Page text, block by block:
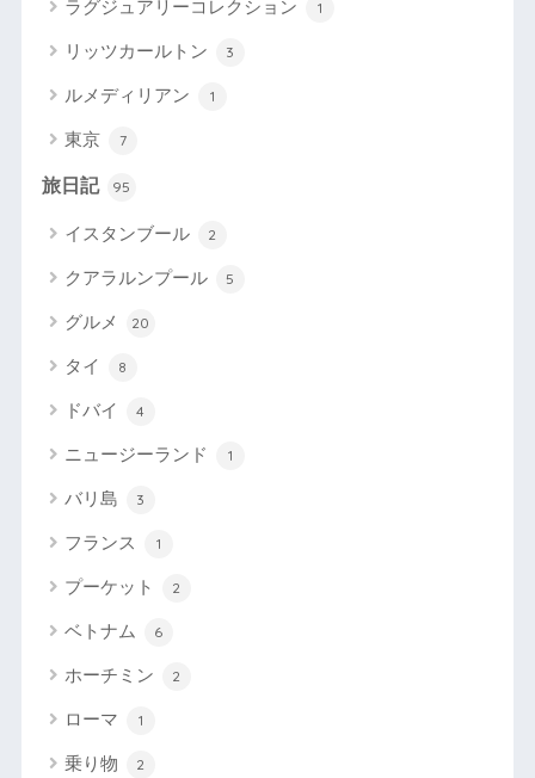
ラグジュアリーコレクション 1
リッツカールトン 3
ルメディリアン 1
東京 7
旅日記 95
イスタンブール 2
クアラルンプール 5
グルメ 20
タイ 8
ドバイ 4
ニュージーランド 1
バリ島 3
フランス 1
プーケット 2
ベトナム 6
ホーチミン 2
ローマ 1
乗り物 2